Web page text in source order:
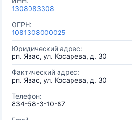
1308083308
ОГРН:
1081308000025
Юридический адрес:
рп. Явас, ул. Косарева, д. 30
Фактический адрес:
рп. Явас, ул. Косарева, д. 30
Телефон:
834-58-3-10-87